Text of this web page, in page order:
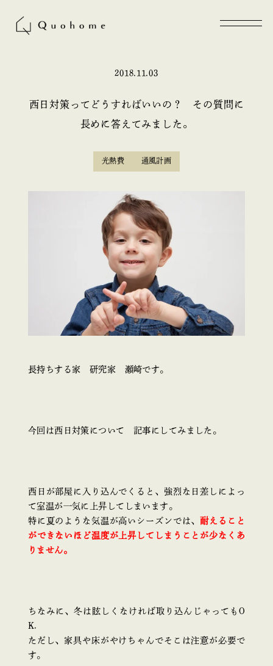
2018.11.03
西日対策ってどうすればいいの？ その質問に
長めに答えてみました。
光熱費 通風計画
長持ちする家 研究家 瀬崎です。
今回は西日対策について 記事にしてみました。
西日が部屋に入り込んでくると、強烈な日差しによっ
て室温が一気に上昇してしまいます。
特に夏のような気温が高いシーズンでは、耐えること
ができないほど温度が上昇してしまうことが少なくあ
りません。
ちなみに、冬は眩しくなければ取り込んじゃってもO
K.
ただし、家具や床がやけちゃんでそこは注意が必要で
す。